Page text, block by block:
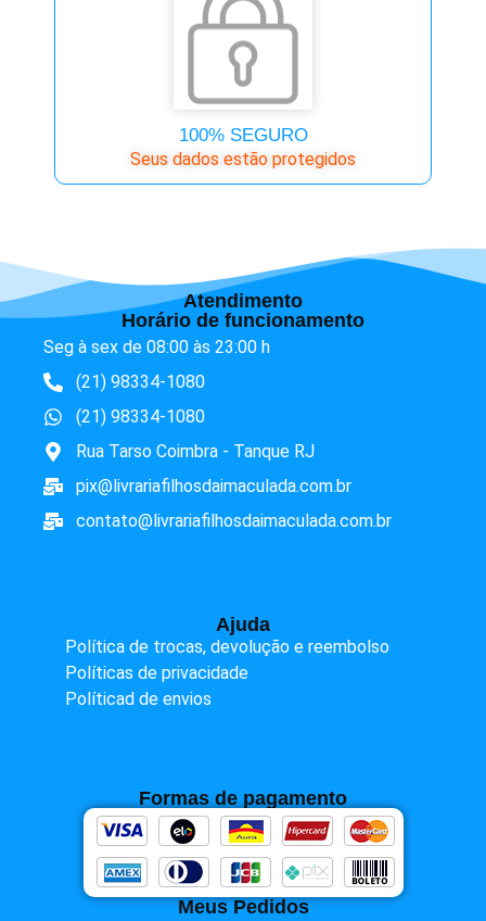
100% SEGURO
Seus dados estão protegidos
Atendimento
Horário de funcionamento
Seg à sex de 08:00 às 23:00 h
(21) 98334-1080
(21) 98334-1080
Rua Tarso Coimbra - Tanque RJ
pix@livrariafilhosdaimaculada.com.br
contato@livrariafilhosdaimaculada.com.br
Ajuda
Política de trocas, devolução e reembolso
Políticas de privacidade
Políticad de envios
Formas de pagamento
Meus Pedidos